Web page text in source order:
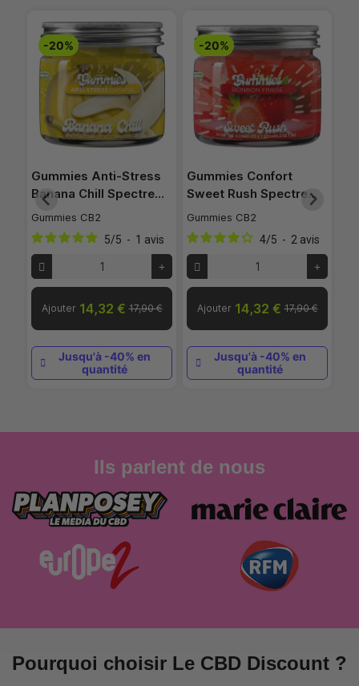
-20%
Gummies Anti-Stress
Banana Chill Spectre…
Gummies CB2
5/5 - 1 avis
Ajouter 14,32 € 17,90 €
Jusqu'à -40% en
quantité
-20%
Gummies Confort
Sweet Rush Spectre…
Gummies CB2
4/5 - 2 avis
Ajouter 14,32 € 17,90 €
Jusqu'à -40% en
quantité
Ils parlent de nous
Pourquoi choisir Le CBD Discount ?